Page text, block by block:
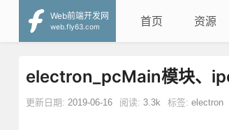
Web前端开发网
web.fly63.com
首页 资源
electron_pcMain模块、
更新日期: 2019-06-16 阅读: 3.3k 标签: electron